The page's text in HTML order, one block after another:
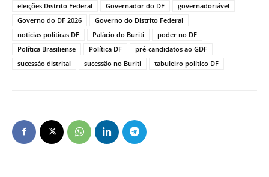
eleições Distrito Federal
Governador do DF
governadoriável
Governo do DF 2026
Governo do Distrito Federal
notícias políticas DF
Palácio do Buriti
poder no DF
Política Brasiliense
Política DF
pré-candidatos ao GDF
sucessão distrital
sucessão no Buriti tabuleiro político DF